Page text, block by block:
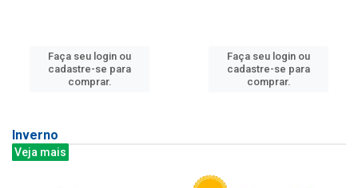
Faça seu login ou
cadastre-se para
comprar.
Faça seu login ou
cadastre-se para
comprar.
Inverno
Veja mais